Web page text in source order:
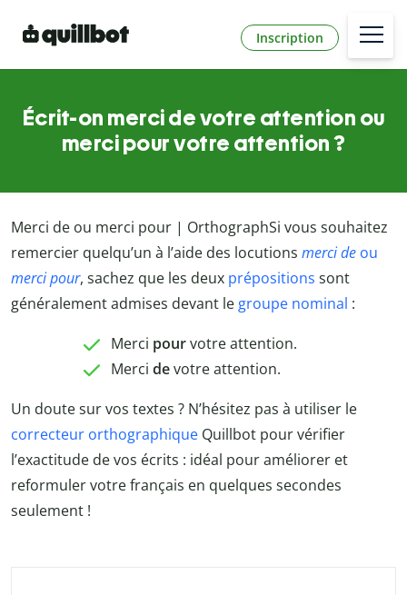
Inscription
Écrit-on merci de votre attention ou
merci pour votre attention ?
Merci de ou merci pour | OrthographSi vous souhaitez
remercier quelqu’un à l’aide des locutions merci de ou
merci pour, sachez que les deux prépositions sont
généralement admises devant le groupe nominal :
Merci pourvotre attention.
Merci devotre attention.
Un doute sur vos textes ? N’hésitez pas à utiliser le
correcteur orthographique Quillbot pour vérifier
l’exactitude de vos écrits : idéal pour améliorer et
reformuler votre français en quelques secondes
seulement !